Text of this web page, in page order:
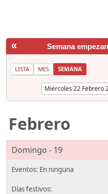
« Semana
LISTA MES SEMANA
Febrero
Domingo - 19